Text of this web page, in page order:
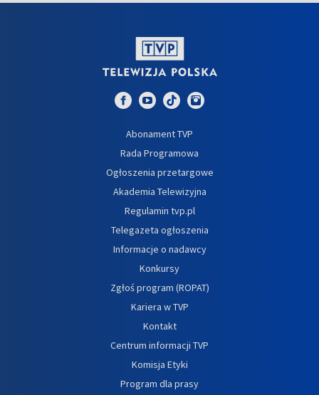
Abonament TVP
Rada Programowa
Ogłoszenia przetargowe
Akademia Telewizyjna
Regulamin tvp.pl
Telegazeta ogłoszenia
Informacje o nadawcy
Konkursy
Zgłoś program (ROPAT)
Kariera w TVP
Kontakt
Centrum informacji TVP
Komisja Etyki
Program dla prasy